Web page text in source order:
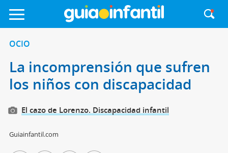
OCIO
La incomprensión que sufren
los niños con discapacidad
El cazo de Lorenzo. Discapacidad infantil
Guiainfantil.com